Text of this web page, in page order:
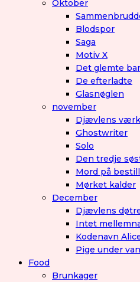
Oktober
Blodspor
Saga
Motiv X
Det glemte
De efterladte
Glasnøglen
november
Djævlens værk
Ghostwriter
Solo
Den tredje
Mord på
Mørket kalder
December
Djævlens
Intet
Kodenavn
Pige under
Food
Brunkager